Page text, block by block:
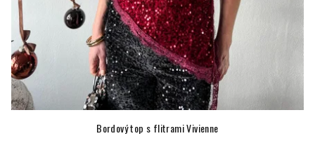
Bordový top s flitrami Vivienne